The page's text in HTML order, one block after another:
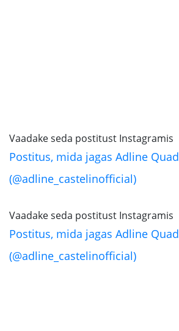
Vaadake seda postitust Instagramis
Postitus, mida jagas Adline
(@adline_castelinofficial)
Vaadake seda postitust Instagramis
Postitus, mida jagas Adline
(@adline_castelinofficial)